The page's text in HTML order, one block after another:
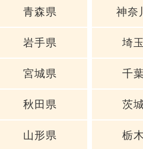
青森県
岩手県
宮城県
秋田県
山形県
神奈
埼
千
茨
栃